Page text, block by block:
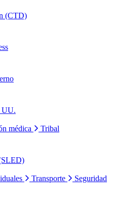
(CTD)
UU.
médica Tribal
Transporte
Seguridad